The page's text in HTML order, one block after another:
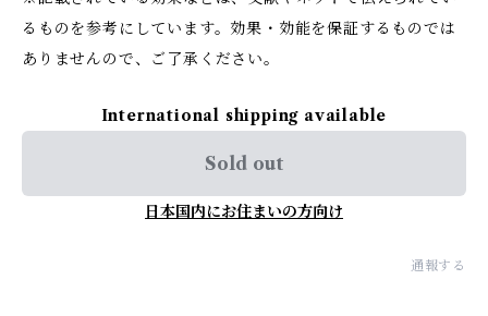
るものを参考にしています。効果・効能を保証するものでは
ありませんので、ご了承ください。
International shipping available
Sold out
日本国内にお住まいの方向け
通報する